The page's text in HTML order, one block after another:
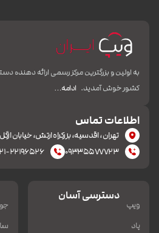
به اولین و بزرگترین مرکز رسمی ارائه دهنده
کشور خوش آمدید. ادامه…
اطلاعات تماس
تهران، اقدسیه، بزرکراه ارتش، خیابان ازگل
۰۹۳۳۵۵۷۷۷۲۳
۰۲۱-
دسترسی آسان
ویپ
پاد